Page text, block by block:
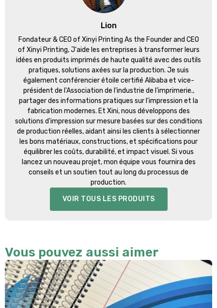
Lion
Fondateur &CEO of Xinyi Printing As the Founder and CEO
of Xinyi Printing, J'aide les entreprises à transformer leurs
idées en produits imprimés de haute qualité avec des outils
pratiques, solutions axées sur la production. Je suis
également conférencier étoile certifié Alibaba et vice-
président de l'Association de l'industrie de l'imprimerie.,
partager des informations pratiques sur l'impression et la
fabrication modernes. Et Xini, nous développons des
solutions d'impression sur mesure basées sur des conditions
de production réelles, aidant ainsi les clients à sélectionner
les bons matériaux, constructions, et spécifications pour
équilibrer les coûts, durabilité, et impact visuel. Si vous
lancez un nouveau projet, mon équipe vous fournira des
conseils et un soutien tout au long du processus de
production.
VOIR TOUS LES PRODUITS
Vous pouvez aussi aimer